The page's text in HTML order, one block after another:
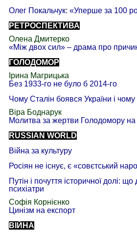
Олег Покальчук: «Уперше за 100
РЕТРОСПЕКТИВА
Олена Дмитерко
«Між двох сил» – драма про
ГОЛОДОМОР
Ірина Магрицька
Без 1933-го не було б 2014-го
Чому Сталін боявся України і чому
Віра Боднарук
Молитва за жертви Голодомору на
RUSSIAN WORLD
Війна за культуру
Росіян не існує, є «совєтський
Путін і почуття історичної долі:
психіатри
Софія Корнієнко
Цинізм на експорт
ВІЙНА